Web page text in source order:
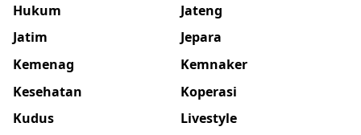
Hukum
Jateng
Jatim
Jepara
Kemenag
Kemnaker
Kesehatan
Koperasi
Kudus
Livestyle